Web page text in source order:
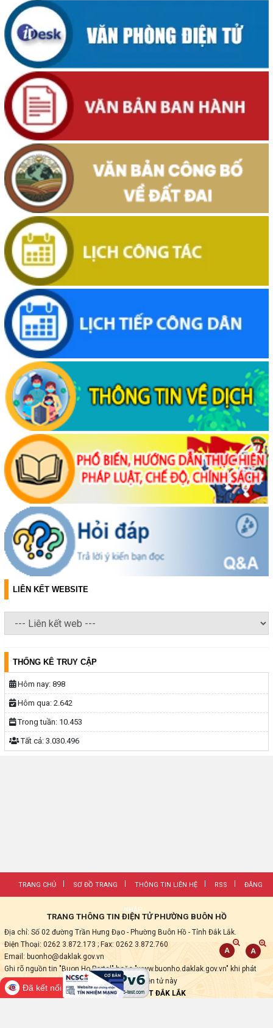
LIÊN KẾT WEBSITE
THỐNG KÊ TRUY CẬP
Hôm nay: 898
Hôm qua: 2.642
Trong tuần: 10.453
Tất cả: 3.030.496
TRANG CHỦ SƠ ĐỒ TRANG THÔNG TIN LIÊN HỆ RSS ĐĂNG
NHẬP
TRANG THÔNG TIN ĐIỆN TỬ PHƯỜNG BUÔN HỒ
Địa chỉ: Số 02 đường Trần Hưng Đạo - Phường Buôn Hồ - Tỉnh Đắk Lắk.
Điện Thoại: 0262 3.872.173 ; Fax: 0262 3.872.760
Email: buonho@daklak.gov.vn
Ghi rõ nguồn tin "Buon Ho Portal" hoặc "www.buonho.daklak.gov.vn" khi phát
hành lại các thông tin từ Trang thông tin điện tử này
Thực hiện bởiVNPT ĐẮK LẮK
Đã kết nối EMC